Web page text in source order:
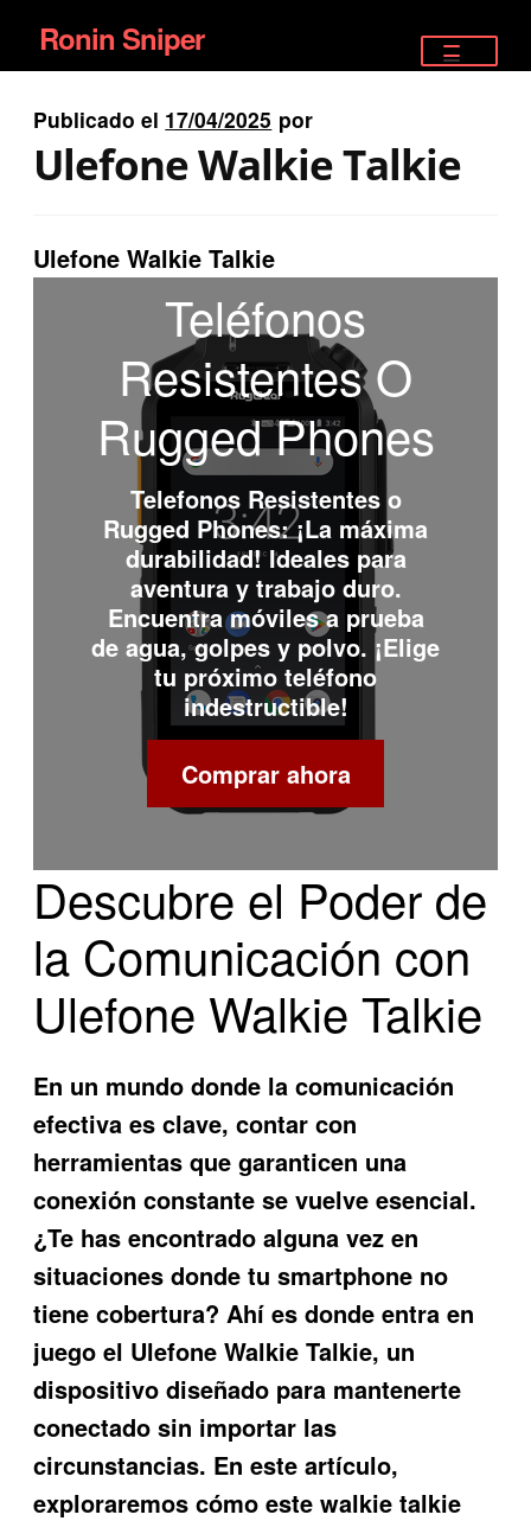
Ir
a
la
navegación
Ir
al
contenido
Ronin Sniper
EQUIPAMIENTO ÉLITE
RIFLES DEPORTIVOS
Publicado el 17/04/2025 por
Ulefone Walkie Talkie
Ulefone Walkie Talkie
Teléfonos
Resistentes O
Rugged Phones
Telefonos Resistentes o
Rugged Phones: ¡La máxima
durabilidad! Ideales para
aventura y trabajo duro.
Encuentra móviles a prueba
de agua, golpes y polvo. ¡Elige
tu próximo teléfono
indestructible!
Comprar ahora
Descubre el Poder de
la Comunicación con
Ulefone Walkie Talkie
En un mundo donde la comunicación
efectiva es clave, contar con
herramientas que garanticen una
conexión constante se vuelve esencial.
¿Te has encontrado alguna vez en
situaciones donde tu smartphone no
tiene cobertura? Ahí es donde entra en
juego el Ulefone Walkie Talkie, un
dispositivo diseñado para mantenerte
conectado sin importar las
circunstancias. En este artículo,
exploraremos cómo este walkie talkie